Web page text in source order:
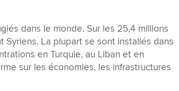
dans le monde. Sur les 25,4 millions
Syriens. La plupart se sont installés dans
en Turquie, au Liban et en
sur les économies, les infrastructures